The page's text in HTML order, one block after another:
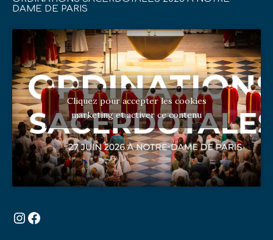
DAME DE PARIS
Cliquez pour accepter les cookies
marketing et activer ce contenu
Instagram
Facebook